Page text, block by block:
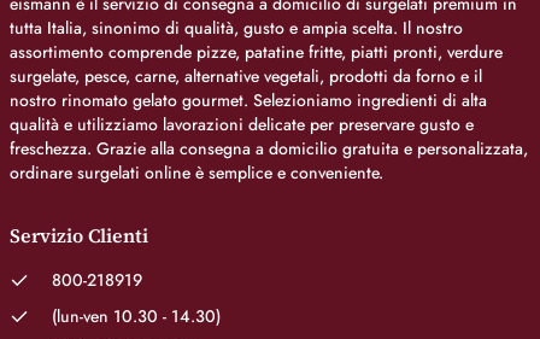
tutta Italia, sinonimo di qualità, gusto e ampia scelta. Il nostro
assortimento comprende pizze, patatine fritte, piatti pronti, verdure
surgelate, pesce, carne, alternative vegetali, prodotti da forno e il
nostro rinomato gelato gourmet. Selezioniamo ingredienti di alta
qualità e utilizziamo lavorazioni delicate per preservare gusto e
freschezza. Grazie alla consegna a domicilio gratuita e personalizzata,
ordinare surgelati online è semplice e conveniente.
Servizio Clienti
800-218919
(lun-ven 10.30 - 14.30)